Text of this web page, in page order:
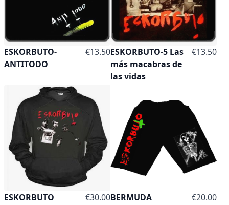
ESKORBUTO-
ANTITODO
As low as
€13.50ESKORBUTO-5 Las
más macabras de
las vidas
As low as
€13.50
ESKORBUTO
As low as
€30.00BERMUDA
As low as
€20.00